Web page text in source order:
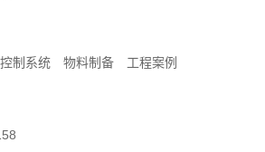
控制系统 物料制备 工程案例